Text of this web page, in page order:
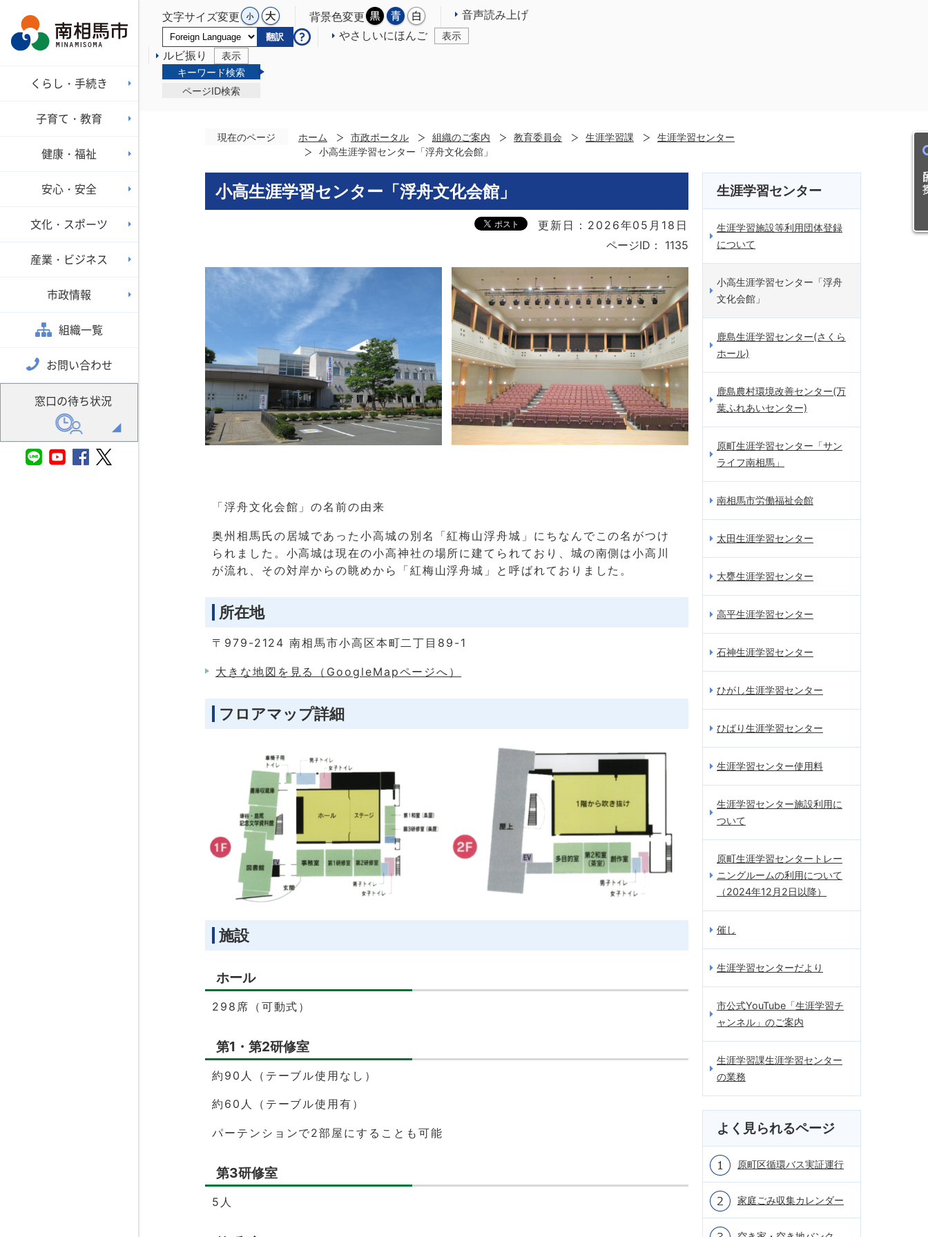
文字サイズ変更 背景色変更 音声読み上げ
翻訳 やさしいにほんご 表示
ルビ振り
表示
キーワード検索
ページID検索
くらし・手続き
子育て・教育
健康・福祉
安心・安全
文化・スポーツ
産業・ビジネス
市政情報
組織一覧
お問い合わせ
窓口の待ち状況
目
現在のページ ホーム 市政ポータル 組織のご案内 教育委員会 生涯学習課
生涯学習センター
小高生涯学習センター「浮舟文化会館」
小高生涯学習センター「浮舟文化会館」
更新日：2026年05月18日
ページID：
1135
「浮舟文化会館」の名前の由来
奥州相馬氏の居城であった小高城の別名「紅梅山浮舟城」にちなんでこの名がつけ
られました。小高城は現在の小高神社の場所に建てられており、城の南側は小高川
が流れ、その対岸からの眺めから「紅梅山浮舟城」と呼ばれておりました。
所在地
〒979-2124 南相馬市小高区本町二丁目89-1
大きな地図を見る（GoogleMapページへ）
フロアマップ詳細
施設
ホール
298席（可動式）
第1・第2研修室
約90人（テーブル使用なし）
約60人（テーブル使用有）
パーテンションで2部屋にすることも可能
第3研修室
5人
生涯学習センター
生涯学習施設等利用団体登録
について
小高生涯学習センター「浮舟
文化会館」
鹿島生涯学習センター(さくら
ホール)
鹿島農村環境改善センター(万
葉ふれあいセンター)
原町生涯学習センター「サン
ライフ南相馬」
南相馬市労働福祉会館
太田生涯学習センター
大甕生涯学習センター
高平生涯学習センター
石神生涯学習センター
ひがし生涯学習センター
ひばり生涯学習センター
生涯学習センター使用料
生涯学習センター施設利用に
ついて
原町生涯学習センタートレー
ニングルームの利用について
（2024年12月2日以降）
催し
生涯学習センターだより
市公式YouTube「生涯学習チ
ャンネル」のご案内
生涯学習課生涯学習センター
の業務
よく見られるページ
原町区循環バス実証運行
家庭ごみ収集カレンダー